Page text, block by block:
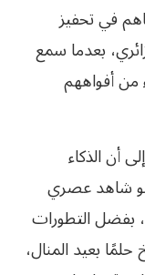
في تحفيز
بعدما سمع
أفواههم
أن الذكاء
شاهد عصري
بفضل التطورات
حلمًا بعيد المنال،